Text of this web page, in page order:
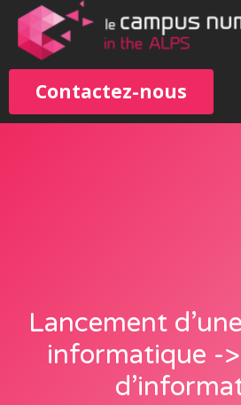
Contactez-nous
Lancement
informatique -